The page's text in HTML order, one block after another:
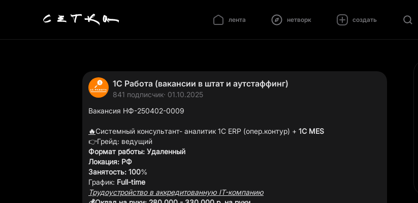
лента нетворк создать
1С Работа (вакансии в штат и аутстаффинг)
841 подписчик· 01.10.2025
Вакансия НФ-250402-0009
🔥Системный консультант- аналитик 1С ERP (опер.контур) + 1С MES
Формат работы: Удаленный
Локация: РФ
Занятость: 100%
График: Full-time
Трудоустройство в аккредитованную IT-компанию